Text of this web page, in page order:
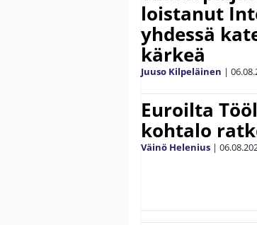
loistanut
yhdessä
kärkeä
Juuso Kilpeläinen |
Euroilta
kohtalo
Väinö Helenius |